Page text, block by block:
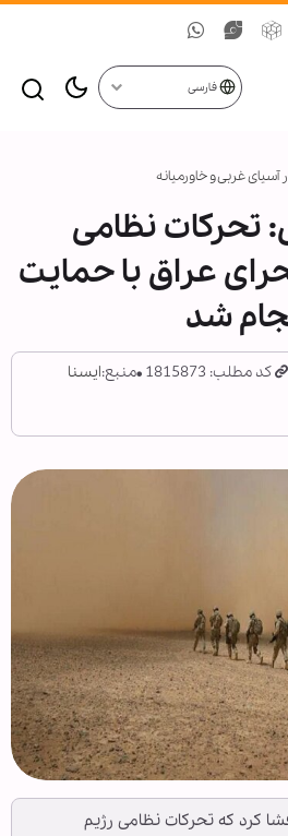
فارسی
آسیای غربی و خاورمیانه
نظامی
عراق با حمایت
شد
کد مطلب: 1815873 منبع:ایسنا
کرد که تحرکات نظامی رژیم